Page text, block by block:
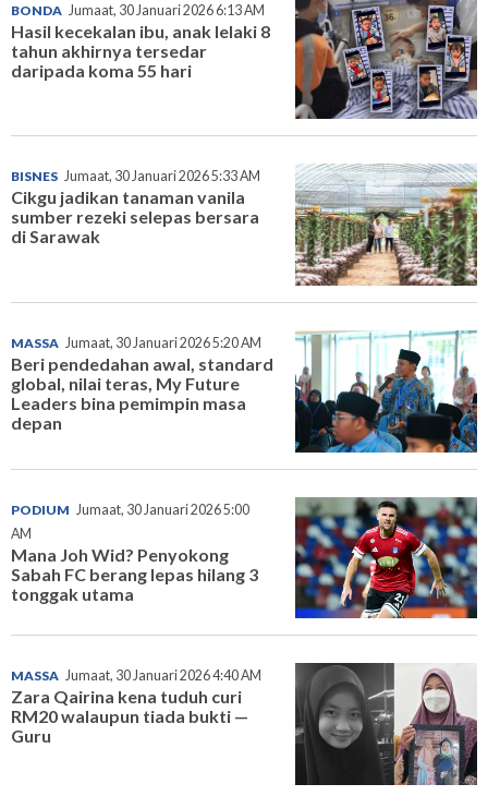
BONDA Jumaat, 30 Januari 2026 6:13 AM
Hasil kecekalan ibu, anak lelaki 8
tahun akhirnya tersedar
daripada koma 55 hari
BISNES Jumaat, 30 Januari 2026 5:33 AM
Cikgu jadikan tanaman vanila
sumber rezeki selepas bersara
di Sarawak
MASSA Jumaat, 30 Januari 2026 5:20 AM
Beri pendedahan awal, standard
global, nilai teras, My Future
Leaders bina pemimpin masa
depan
PODIUM Jumaat, 30 Januari 2026 5:00
AM
Mana Joh Wid? Penyokong
Sabah FC berang lepas hilang 3
tonggak utama
MASSA Jumaat, 30 Januari 2026 4:40 AM
Zara Qairina kena tuduh curi
RM20 walaupun tiada bukti —
Guru